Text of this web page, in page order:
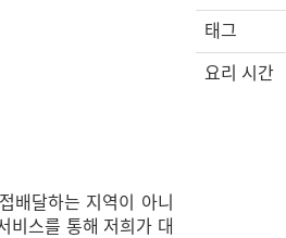
태그
요리 시간
배달하는 지역이 아니
비스를 통해 저희가 대